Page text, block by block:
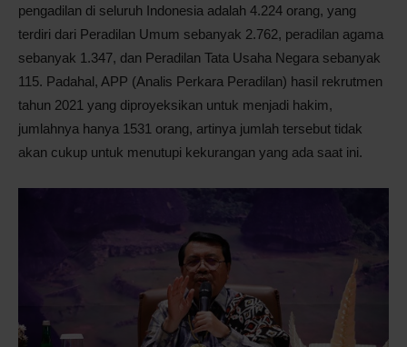
pengadilan di seluruh Indonesia adalah 4.224 orang, yang
terdiri dari Peradilan Umum sebanyak 2.762, peradilan agama
sebanyak 1.347, dan Peradilan Tata Usaha Negara sebanyak
115. Padahal, APP (Analis Perkara Peradilan) hasil rekrutmen
tahun 2021 yang diproyeksikan untuk menjadi hakim,
jumlahnya hanya 1531 orang, artinya jumlah tersebut tidak
akan cukup untuk menutupi kekurangan yang ada saat ini.